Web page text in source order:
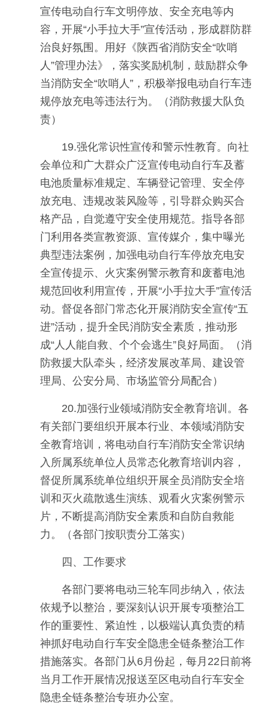
宣传电动自行车文明停放、安全充电等内
容，开展“小手拉大手”宣传活动，形成群防群
治良好氛围。用好《陕西省消防安全“吹哨
人”管理办法》，落实奖励机制，鼓励群众争
当消防安全“吹哨人”，积极举报电动自行车违
规停放充电等违法行为。（消防救援大队负
责）
19.强化常识性宣传和警示性教育。向社
会单位和广大群众广泛宣传电动自行车及蓄
电池质量标准规定、车辆登记管理、安全停
放充电、违规改装风险等，引导群众购买合
格产品，自觉遵守安全使用规范。指导各部
门利用各类宣教资源、宣传媒介，集中曝光
典型违法案例，加强电动自行车停放充电安
全宣传提示、火灾案例警示教育和废蓄电池
规范回收利用宣传，开展“小手拉大手”宣传活
动。督促各部门常态化开展消防安全宣传“五
进”活动，提升全民消防安全素质，推动形
成“人人能自救、个个会逃生”良好局面。（消
防救援大队牵头，经济发展改革局、建设管
理局、公安分局、市场监管分局配合）
20.加强行业领域消防安全教育培训。各
有关部门要组织开展本行业、本领域消防安
全教育培训，将电动自行车消防安全常识纳
入所属系统单位人员常态化教育培训内容，
督促所属系统单位组织开展全员消防安全培
训和灭火疏散逃生演练、观看火灾案例警示
片，不断提高消防安全素质和自防自救能
力。（各部门按职责分工落实）
四、工作要求
各部门要将电动三轮车同步纳入，依法
依规予以整治，要深刻认识开展专项整治工
作的重要性、紧迫性，以极端认真负责的精
神抓好电动自行车安全隐患全链条整治工作
措施落实。各部门从6月份起，每月22日前将
当月工作开展情况报送至区电动自行车安全
隐患全链条整治专班办公室。